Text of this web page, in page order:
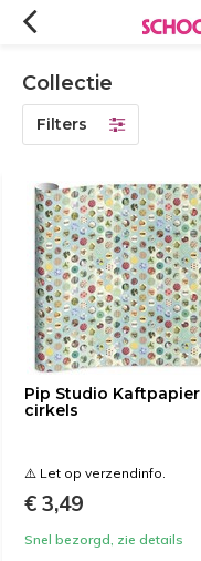
Collectie
Filters
Pip Studio Kaftpapier
cirkels
⚠️ Let op verzendinfo.
€ 3,49
Snel bezorgd, zie details